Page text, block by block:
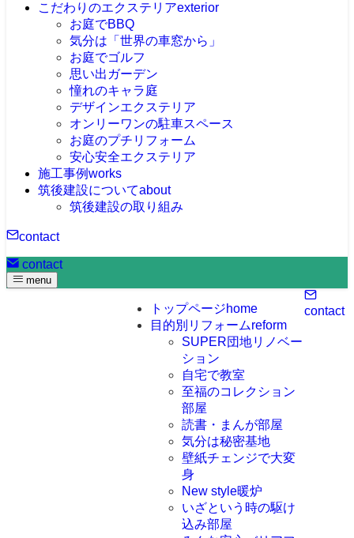
こだわりのエクステリアexterior
お庭でBBQ
気分は「世界の車窓から」
お庭でゴルフ
思い出ガーデン
憧れのキャラ庭
デザインエクステリア
オンリーワンの駐車スペース
お庭のプチリフォーム
安心安全エクステリア
施工事例works
筑後建設についてabout
筑後建設の取り組み
contact
contact
menu
トップページhome
目的別リフォームreform
SUPER団地リノベー
ション
自宅で教室
至福のコレクション
部屋
読書・まんが部屋
気分は秘密基地
壁紙チェンジで大変
身
New style暖炉
いざという時の駆け
込み部屋
contact